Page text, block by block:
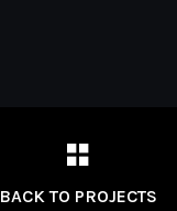
BACK TO PROJECTS